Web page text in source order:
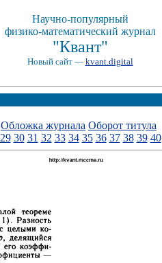
Научно-популярный
физико-математический журнал
"Квант"
Новый сайт — kvant.digital
Обложка журнала Оборот титула
29 30 31 32 33 34 35 36 37 38 39 40